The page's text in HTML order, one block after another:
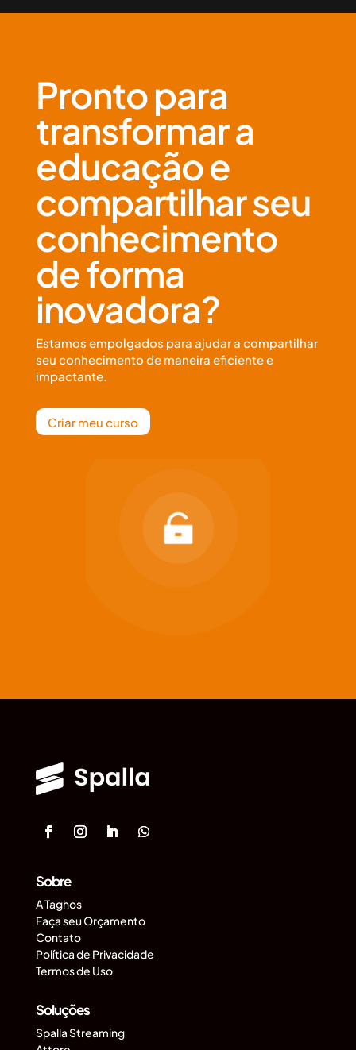
Pronto para
transformar a
educação e
compartilhar seu
conhecimento
de forma
inovadora?
Estamos empolgados para ajudar a compartilhar
seu conhecimento de maneira eficiente e
impactante.
Criar meu curso
Sobre
A Taghos
Faça seu Orçamento
Contato
Política de Privacidade
Termos de Uso
Soluções
Spalla Streaming